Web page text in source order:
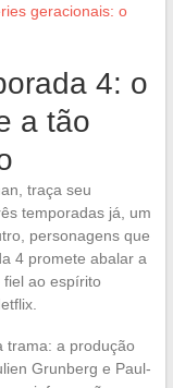
geracionais: o
4: o
a tão
traça seu
temporadas já, um
personagens que
4 promete abalar a
ao espírito
trama: a produção
Grunberg e Paul-